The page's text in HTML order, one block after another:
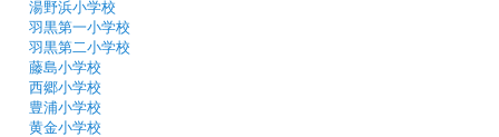
湯野浜小学校
羽黒第一小学校
羽黒第二小学校
藤島小学校
西郷小学校
豊浦小学校
黄金小学校